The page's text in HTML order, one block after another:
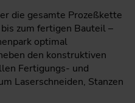
die gesamte Prozeßkette
zum fertigen Bauteil –
optimal
den konstruktiven
Fertigungs- und
Laserschneiden, Stanzen